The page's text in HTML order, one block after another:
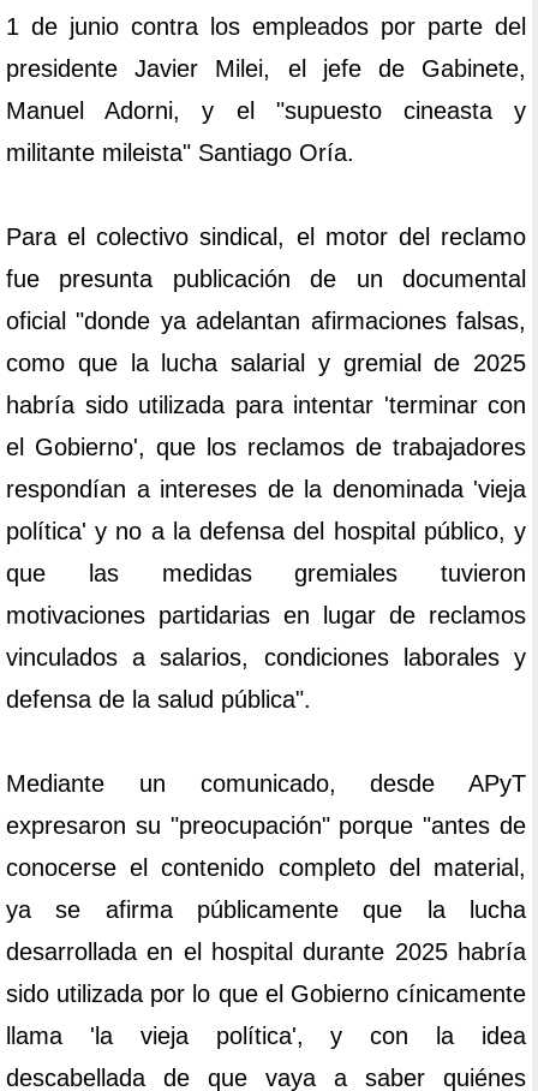
1 de junio contra los empleados por parte del
presidente Javier Milei, el jefe de Gabinete,
Manuel Adorni, y el "supuesto cineasta y
militante mileista" Santiago Oría.
Para el colectivo sindical, el motor del reclamo
fue presunta publicación de un documental
oficial "donde ya adelantan afirmaciones falsas,
como que la lucha salarial y gremial de 2025
habría sido utilizada para intentar 'terminar con
el Gobierno', que los reclamos de trabajadores
respondían a intereses de la denominada 'vieja
política' y no a la defensa del hospital público, y
que las medidas gremiales tuvieron
motivaciones partidarias en lugar de reclamos
vinculados a salarios, condiciones laborales y
defensa de la salud pública".
Mediante un comunicado, desde APyT
expresaron su "preocupación" porque "antes de
conocerse el contenido completo del material,
ya se afirma públicamente que la lucha
desarrollada en el hospital durante 2025 habría
sido utilizada por lo que el Gobierno cínicamente
llama 'la vieja política', y con la idea
descabellada de que vaya a saber quiénes